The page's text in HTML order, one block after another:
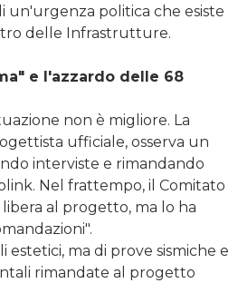
un'urgenza politica che esiste
delle Infrastrutture.
e l'azzardo delle 68
non è migliore. La
ufficiale, osserva un
interviste e rimandando
Nel frattempo, il Comitato
al progetto, ma lo ha
ma di prove sismiche e
rimandate al progetto